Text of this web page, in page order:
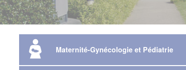
Maternité-Gynécologie et Pédiatrie